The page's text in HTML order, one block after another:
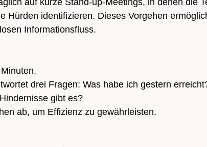
auf kurze Stand-up-Meetings, in denen die
Hürden identifizieren. Dieses Vorgehen
Informationsfluss.
drei Fragen: Was habe ich gestern
gibt es?
ab, um Effizienz zu gewährleisten.